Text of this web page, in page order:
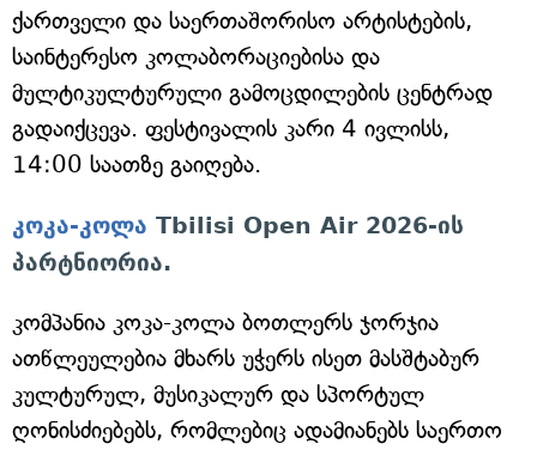
ქართველი და საერთაშორისო არტისტების,
საინტერესო კოლაბორაციებისა და
მულტიკულტურული გამოცდილების ცენტრად
გადაიქცევა. ფესტივალის კარი 4 ივლისს,
14:00 საათზე გაიღება.
კოკა-კოლა Tbilisi Open Air 2026-ის
პარტნიორია.
კომპანია კოკა-კოლა ბოთლერს ჯორჯია
ათწლეულებია მხარს უჭერს ისეთ მასშტაბურ
კულტურულ, მუსიკალურ და სპორტულ
ღონისძიებებს, რომლებიც ადამიანებს საერთო